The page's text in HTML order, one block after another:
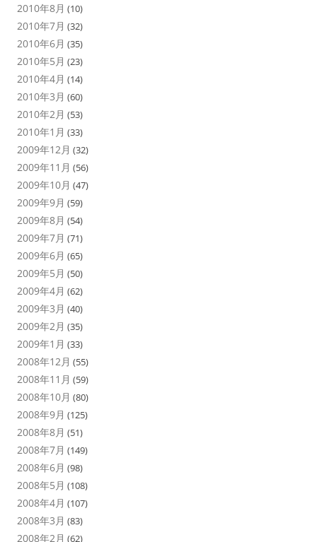
2010年8月 (10)
2010年7月 (32)
2010年6月 (35)
2010年5月 (23)
2010年4月 (14)
2010年3月 (60)
2010年2月 (53)
2010年1月 (33)
2009年12月 (32)
2009年11月 (56)
2009年10月 (47)
2009年9月 (59)
2009年8月 (54)
2009年7月 (71)
2009年6月 (65)
2009年5月 (50)
2009年4月 (62)
2009年3月 (40)
2009年2月 (35)
2009年1月 (33)
2008年12月 (55)
2008年11月 (59)
2008年10月 (80)
2008年9月 (125)
2008年8月 (51)
2008年7月 (149)
2008年6月 (98)
2008年5月 (108)
2008年4月 (107)
2008年3月 (83)
2008年2月 (62)